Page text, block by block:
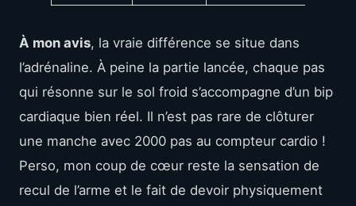
À mon avis, la vraie différence se situe dans
l’adrénaline. À peine la partie lancée, chaque pas
qui résonne sur le sol froid s’accompagne d’un bip
cardiaque bien réel. Il n’est pas rare de clôturer
une manche avec 2000 pas au compteur cardio !
Perso, mon coup de cœur reste la sensation de
recul de l’arme et le fait de devoir physiquement